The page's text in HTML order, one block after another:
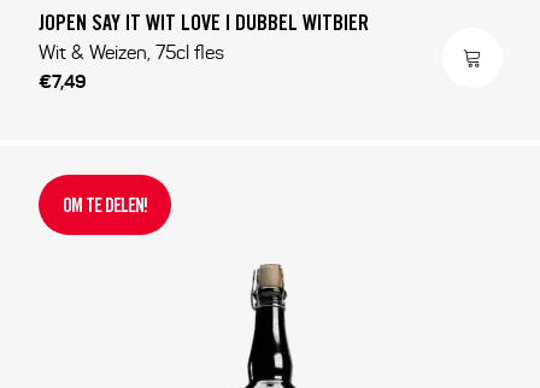
JOPEN SAY IT WIT LOVE | DUBBEL WITBIER
Wit & Weizen, 75cl fles
€7,49
OM TE DELEN!